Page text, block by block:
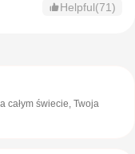
Helpful(71)
całym świecie, Twoja